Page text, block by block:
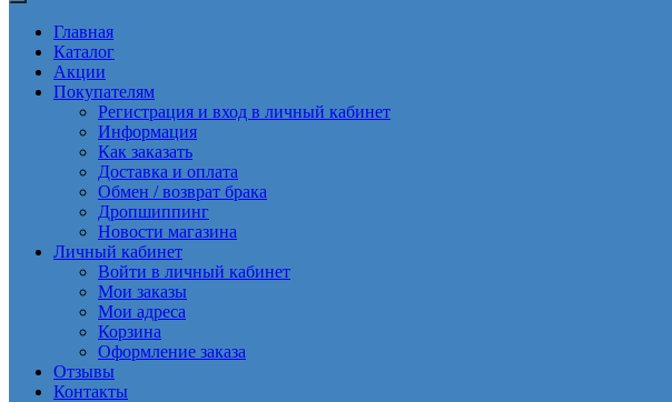
Главная
Каталог
Акции
Покупателям
Регистрация и вход в личный кабинет
Информация
Как заказать
Доставка и оплата
Обмен / возврат брака
Дропшиппинг
Новости магазина
Личный кабинет
Войти в личный кабинет
Мои заказы
Мои адреса
Корзина
Оформление заказа
Отзывы
Контакты